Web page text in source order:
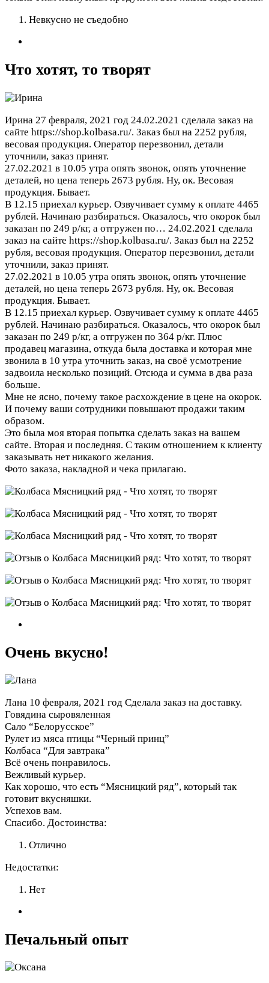
Невкусно не съедобно
Что хотят, то творят
Ирина 27 февраля, 2021 год 24.02.2021 сделала заказ на
сайте https://shop.kolbasa.ru/. Заказ был на 2252 рубля,
весовая продукция. Оператор перезвонил, детали
уточнили, заказ принят.
27.02.2021 в 10.05 утра опять звонок, опять уточнение
деталей, но цена теперь 2673 рубля. Ну, ок. Весовая
продукция. Бывает.
В 12.15 приехал курьер. Озвучивает сумму к оплате 4465
рублей. Начинаю разбираться. Оказалось, что окорок был
заказан по 249 р/кг, а отгружен по… 24.02.2021 сделала
заказ на сайте https://shop.kolbasa.ru/. Заказ был на 2252
рубля, весовая продукция. Оператор перезвонил, детали
уточнили, заказ принят.
27.02.2021 в 10.05 утра опять звонок, опять уточнение
деталей, но цена теперь 2673 рубля. Ну, ок. Весовая
продукция. Бывает.
В 12.15 приехал курьер. Озвучивает сумму к оплате 4465
рублей. Начинаю разбираться. Оказалось, что окорок был
заказан по 249 р/кг, а отгружен по 364 р/кг. Плюс
продавец магазина, откуда была доставка и которая мне
звонила в 10 утра уточнить заказ, на своё усмотрение
задвоила несколько позиций. Отсюда и сумма в два раза
больше.
Мне не ясно, почему такое расхождение в цене на окорок.
И почему ваши сотрудники повышают продажи таким
образом.
Это была моя вторая попытка сделать заказ на вашем
сайте. Вторая и последняя. С таким отношением к клиенту
заказывать нет никакого желания.
Фото заказа, накладной и чека прилагаю.
Очень вкусно!
Лана 10 февраля, 2021 год Сделала заказ на доставку.
Говядина сыровяленная
Сало “Белорусское”
Рулет из мяса птицы “Черный принц”
Колбаса “Для завтрака”
Всё очень понравилось.
Вежливый курьер.
Как хорошо, что есть “Мясницкий ряд”, который так
готовит вкусняшки.
Успехов вам.
Спасибо. Достоинства:
Отлично
Недостатки:
Нет
Печальный опыт